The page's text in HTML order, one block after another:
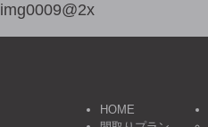
img0009@2x
HOME